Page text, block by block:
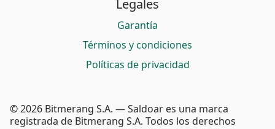
Legales
Garantía
Términos y condiciones
Políticas de privacidad
© 2026 Bitmerang S.A. — Saldoar es una marca
registrada de Bitmerang S.A. Todos los derechos